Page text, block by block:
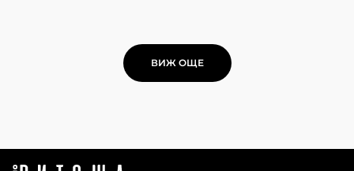
ВИЖ ОЩЕ